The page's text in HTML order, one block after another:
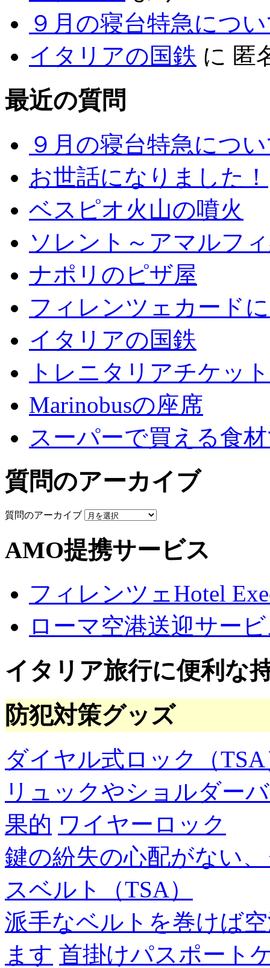
９月の寝台特急につ
イタリアの国鉄 に 匿
最近の質問
９月の寝台特急につ
お世話になりました！
ベスピオ火山の噴火
ソレント～アマルフ
ナポリのピザ屋
フィレンツェカード
イタリアの国鉄
トレニタリアチケッ
Marinobusの座席
スーパーで買える食
質問のアーカイブ
質問のアーカイブ
AMO提携サービス
フィレンツェHotel
ローマ空港送迎サー
イタリア旅行に便利な
防犯対策グッズ
ダイヤル式ロック（
リュックやショルダー
果的 ワイヤーロック
鍵の紛失の心配がない
スベルト（TSA）
派手なベルトを巻けば
ます 首掛けパスポート